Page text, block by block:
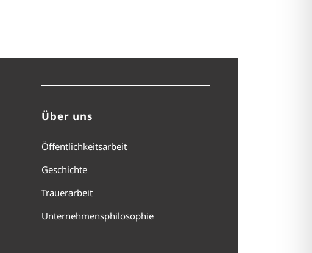
Über uns
Öffentlichkeitsarbeit
Geschichte
Trauerarbeit
Unternehmensphilosophie